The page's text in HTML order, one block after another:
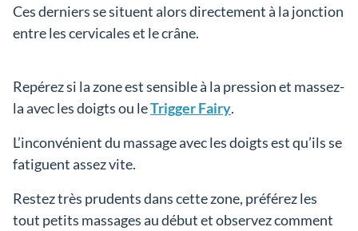
Ces derniers se situent alors directement à la jonction
entre les cervicales et le crâne.
Repérez si la zone est sensible à la pression et massez-
la avec les doigts ou leTrigger Fairy.
L’inconvénient du massage avec les doigts est qu’ils se
fatiguent assez vite.
Restez très prudents dans cette zone, préférez les
tout petits massages au début et observez comment